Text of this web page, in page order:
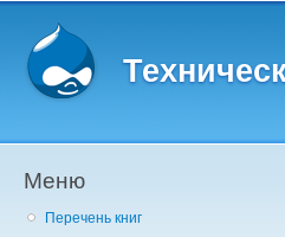
Меню
Перечень книг